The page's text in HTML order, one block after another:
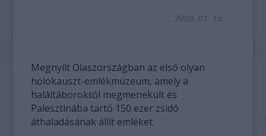
2009. 01. 16.
Megnyílt Olaszországban az első olyan
holokauszt-emlékmúzeum, amely a
haláltáboroktól megmenekült és
Palesztinába tartó 150 ezer zsidó
áthaladásának állít emléket.